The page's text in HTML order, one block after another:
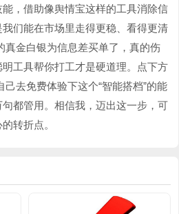
，借助像舆情宝这样的工具消除信
们能在市场里走得更稳、看得更清
真金白银为信息差买单了，真的伤
工具帮你打工才是硬道理。点下方
己去免费体验下这个“智能搭档”的能
都管用。相信我，迈出这一步，可
转折点。